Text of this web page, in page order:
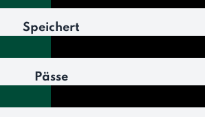
Speichert
Pässe